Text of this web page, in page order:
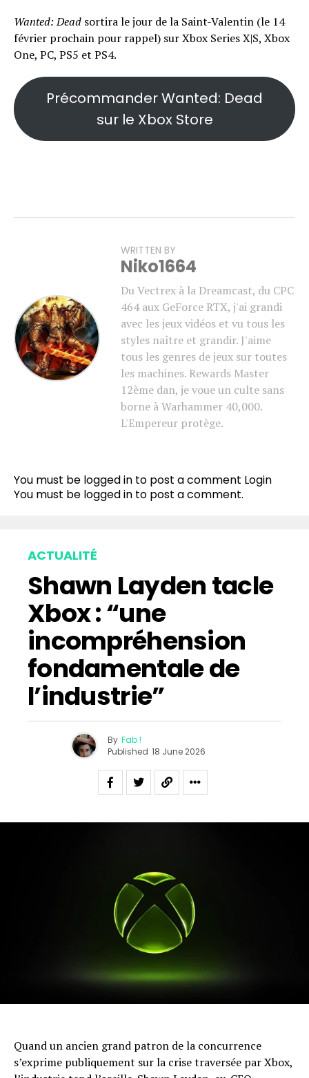
Wanted: Dead sortira le jour de la Saint-Valentin (le 14
février prochain pour rappel) sur Xbox Series X|S, Xbox
One, PC, PS5 et PS4.
Précommander Wanted: Dead
sur le Xbox Store
WRITTEN BY
Niko1664
Du Vectrex à la Dreamcast, du CPC
464 aux GeForce RTX, j'ai grandi
avec les jeux vidéos et vu tous les
styles naître et grandir. J'aime
tous les genres de jeux sur toutes
les machines. Rewards Master
12ème dan, je voue un culte sans
borne à Warhammer 40,000.
L'Empereur protège.
You must be logged in to post a comment Login
You must be logged in to post a comment.
ACTUALITÉ
Shawn Layden tacle
Xbox : “une
incompréhension
fondamentale de
l’industrie”
By Fab !
Published 18 June 2026
Quand un ancien grand patron de la concurrence
s’exprime publiquement sur la crise traversée par Xbox,